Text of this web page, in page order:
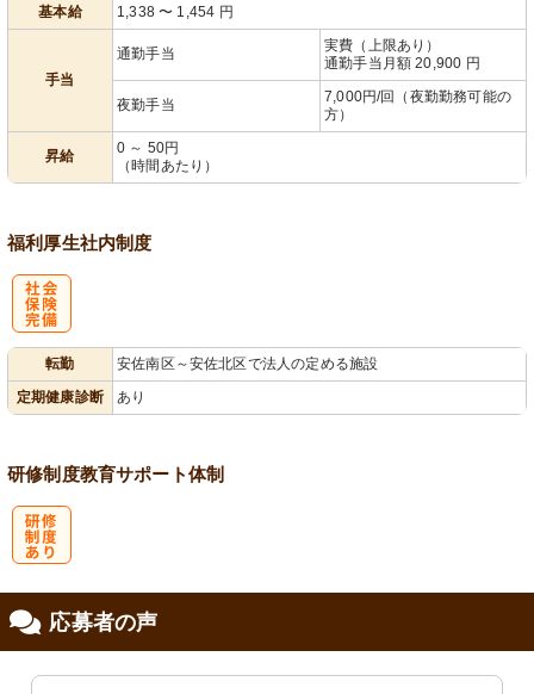
基本給 1,338 〜 1,454 円
手当
通勤手当
実費（上限あり）
通勤手当月額 20,900 円
夜勤手当
7,000円/回（夜勤勤務可能の
方）
昇給
0 ～ 50円
（時間あたり）
福利厚生社内制度
転勤
安佐南区～安佐北区で法人の定める施設
定期健康診断
あり
研修制度教育サポート体制
応募者の声